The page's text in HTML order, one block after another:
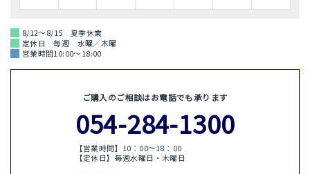
8/12～8/15 夏季休業
定休日 毎週 水曜／木曜
営業時間10:00～18:00
ご購入のご相談はお電話でも承ります
054-284-1300
【営業時間】10：00〜18：00
【定休日】毎週水曜日・木曜日